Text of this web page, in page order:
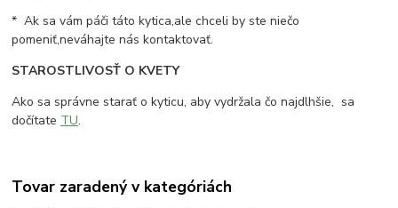
* Ak sa vám páči táto kytica,ale chceli by ste niečo
pomeniť,neváhajte nás kontaktovať.
STAROSTLIVOSŤ O KVETY
Ako sa správne starať o kyticu, aby vydržala čo najdlhšie, sa
dočítate TU.
Tovar zaradený v kategóriách